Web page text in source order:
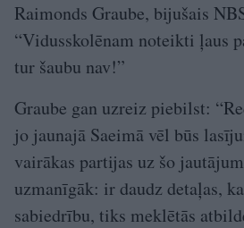
Raimonds Graube, bijušais
“Vidusskolēnam noteikti ļaus
tur šaubu nav!”
Graube gan uzreiz piebilst:
jo jaunajā Saeimā vēl būs
vairākas partijas uz šo
uzmanīgāk: ir daudz detaļas,
sabiedrību, tiks meklētās